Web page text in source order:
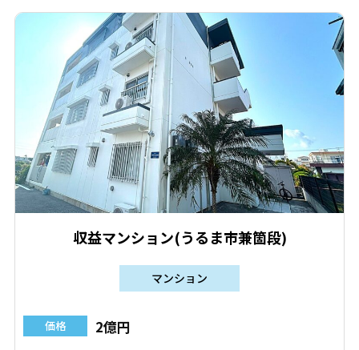
収益マンション(うるま市兼箇段)
マンション
価格 2億円